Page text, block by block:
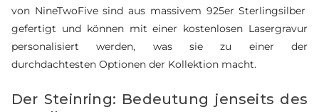
von NineTwoFive sind aus massivem 925er Sterlingsilber
gefertigt und können mit einer kostenlosen Lasergravur
personalisiert werden, was sie zu einer der
durchdachtesten Optionen der Kollektion macht.
Der Steinring: Bedeutung jenseits des